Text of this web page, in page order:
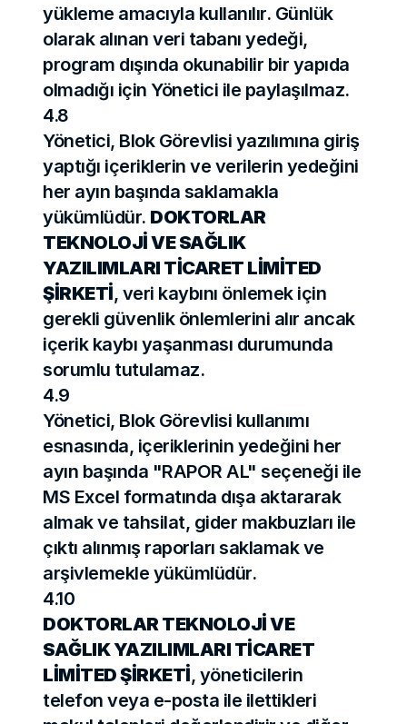
yükleme amacıyla kullanılır. Günlük
olarak alınan veri tabanı yedeği,
program dışında okunabilir bir yapıda
olmadığı için Yönetici ile paylaşılmaz.
4.8
Yönetici, Blok Görevlisi yazılımına giriş
yaptığı içeriklerin ve verilerin yedeğini
her ayın başında saklamakla
yükümlüdür. DOKTORLAR
TEKNOLOJİ VE SAĞLIK
YAZILIMLARI TİCARET LİMİTED
ŞİRKETİ, veri kaybını önlemek için
gerekli güvenlik önlemlerini alır ancak
içerik kaybı yaşanması durumunda
sorumlu tutulamaz.
4.9
Yönetici, Blok Görevlisi kullanımı
esnasında, içeriklerinin yedeğini her
ayın başında "RAPOR AL" seçeneği ile
MS Excel formatında dışa aktararak
almak ve tahsilat, gider makbuzları ile
çıktı alınmış raporları saklamak ve
arşivlemekle yükümlüdür.
4.10
DOKTORLAR TEKNOLOJİ VE
SAĞLIK YAZILIMLARI TİCARET
LİMİTED ŞİRKETİ, yöneticilerin
telefon veya e-posta ile ilettikleri